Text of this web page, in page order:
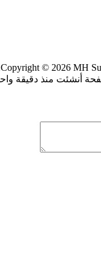
Copyright © 2026 MH